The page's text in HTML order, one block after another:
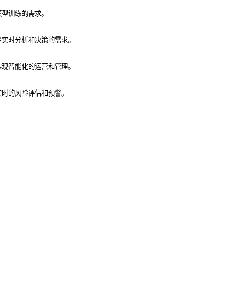
训练的需求。
时分析和决策的需求。
智能化的运营和管理。
的风险评估和预警。